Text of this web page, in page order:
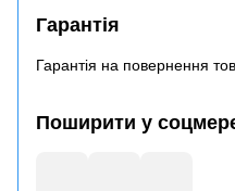
Гарантія
Гарантія на повернення
Поширити у